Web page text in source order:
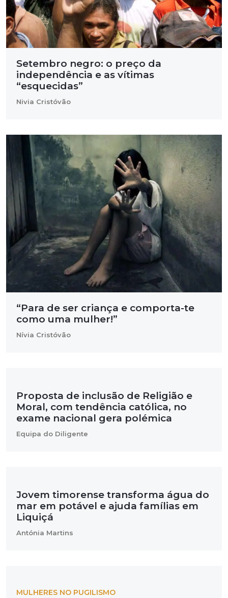
Setembro negro: o preço da
independência e as vítimas
“esquecidas”
Nivia Cristóvão
“Para de ser criança e comporta-te
como uma mulher!”
Nívia Cristóvão
Proposta de inclusão de Religião e
Moral, com tendência católica, no
exame nacional gera polémica
Equipa do Diligente
Jovem timorense transforma água do
mar em potável e ajuda famílias em
Liquiçá
Antónia Martins
MULHERES NO PUGILISMO